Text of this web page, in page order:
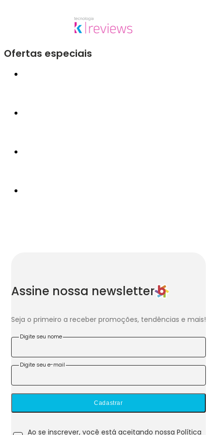
Ofertas especiais
Assine nossa newsletter
Seja o primeiro a receber promoções, tendências e mais!
Digite seu nome
Digite seu e-mail
Cadastrar
Ao se inscrever, você está aceitando nossa Política